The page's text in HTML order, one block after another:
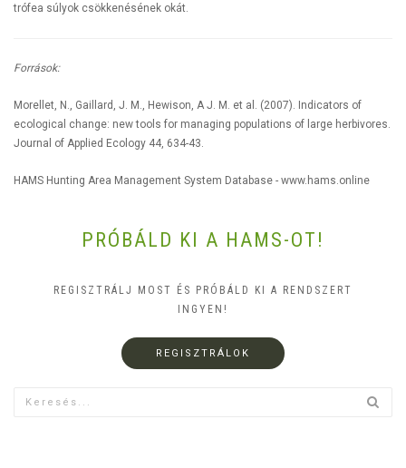
trófea súlyok csökkenésének okát.
Források:
Morellet, N., Gaillard, J. M., Hewison, A J. M. et al. (2007). Indicators of
ecological change: new tools for managing populations of large herbivores.
Journal of Applied Ecology 44, 634-43.
HAMS Hunting Area Management System Database - www.hams.online
PRÓBÁLD KI A HAMS-OT!
REGISZTRÁLJ MOST ÉS PRÓBÁLD KI A RENDSZERT
INGYEN!
REGISZTRÁLOK